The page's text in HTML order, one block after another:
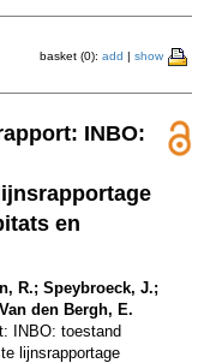
basket (0): add | show
INBO:
en
R.; Speybroeck, J.;
den Bergh, E.
INBO: toestand
lijnsrapportage